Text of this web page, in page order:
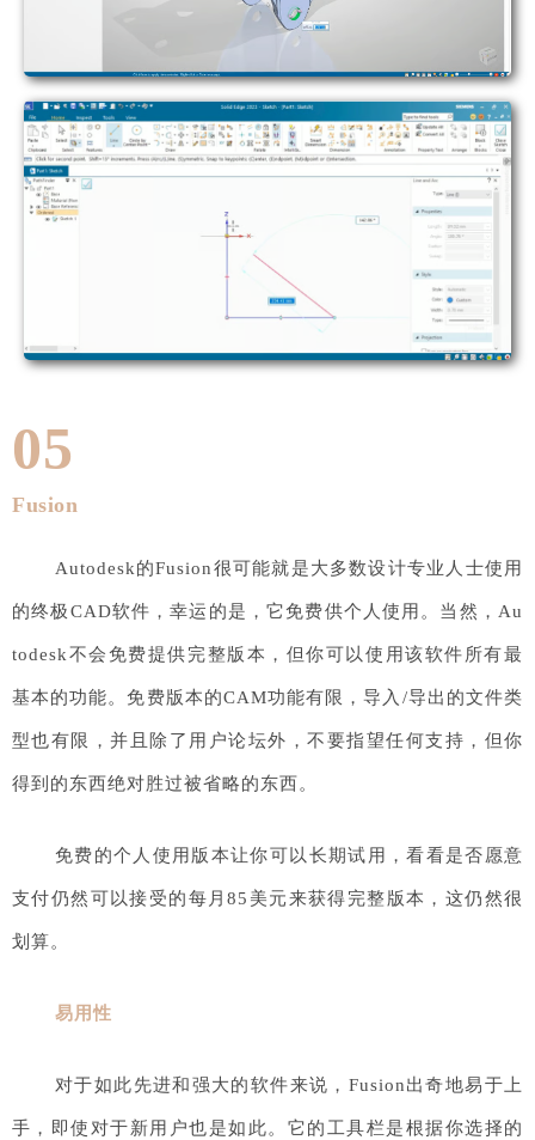
05
Fusion
Autodesk的Fusion很可能就是大多数设计专业人士使用
的终极CAD软件，幸运的是，它免费供个人使用。当然，Au
todesk不会免费提供完整版本，但你可以使用该软件所有最
基本的功能。免费版本的CAM功能有限，导入/导出的文件类
型也有限，并且除了用户论坛外，不要指望任何支持，但你
得到的东西绝对胜过被省略的东西。
免费的个人使用版本让你可以长期试用，看看是否愿意
支付仍然可以接受的每月85美元来获得完整版本，这仍然很
划算。
易用性
对于如此先进和强大的软件来说，Fusion出奇地易于上
手，即使对于新用户也是如此。它的工具栏是根据你选择的